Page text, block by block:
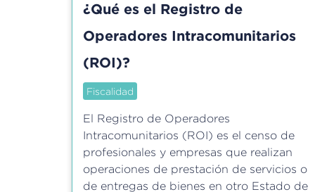
convenio
doble
caso
aplica?
¿Qué es el Registro de
Operadores Intracomunitarios
(ROI)?
Fiscalidad
El Registro de Operadores
Intracomunitarios (ROI) es el censo de
profesionales y empresas que realizan
operaciones de prestación de servicios o
de entregas de bienes en otro Estado de